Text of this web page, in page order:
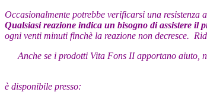
Occasionalmente potrebbe verificarsi una
Qualsiasi reazione indica un bisogno di assistere il
ogni venti minuti finchè la reazione non decresce.
Anche se i prodotti Vita Fons IIapportano aiuto,
è disponibile presso: